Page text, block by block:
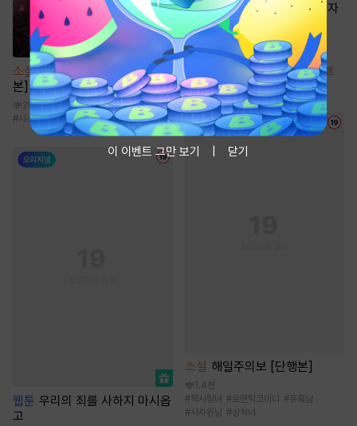
소설 포식으로 최강 헌터 [단행
본]
2만
#시스템 #현대판타지
웹툰 우리의 죄를 사하지 마시옵
고
만화 [일권만] 실례지만 약혼자
님, 당신의 눈은 장식인가요?
[단행본]
#
로맨스 #능력녀 #연애/결혼
#서양풍
소설 해일주의보 [단행본]
1.4천
#짝사랑녀 #로맨틱코미디 #유혹남
#사차원남 #상처녀
이 이벤트 그만 보기 닫기